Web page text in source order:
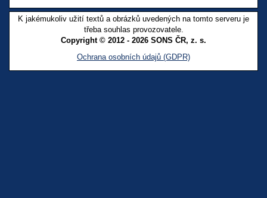
K jakémukoliv užití textů a obrázků uvedených na tomto serveru je
třeba souhlas provozovatele.
Copyright © 2012 - 2026 SONS ČR, z. s.
Ochrana osobních údajů (GDPR)